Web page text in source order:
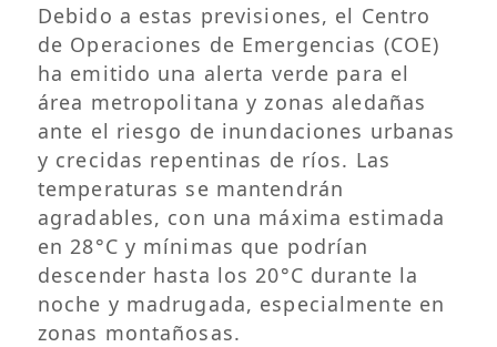
Debido a estas previsiones, el Centro
de Operaciones de Emergencias (COE)
ha emitido una alerta verde para el
área metropolitana y zonas aledañas
ante el riesgo de inundaciones urbanas
y crecidas repentinas de ríos. Las
temperaturas se mantendrán
agradables, con una máxima estimada
en 28°C y mínimas que podrían
descender hasta los 20°C durante la
noche y madrugada, especialmente en
zonas montañosas.